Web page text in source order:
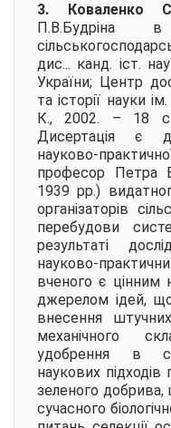
3. Коваленко
П.В.Будріна
дис... канд. іст.
України; Центр
та історії науки
К., 2002. – 18 с.
Дисертація є
науково-
професор Петра
1939 рр.)
організаторів
перебудови
результаті
науково-
вченого є цінним
джерелом ідей,
внесення
механічного
удобрення в
наукових
зеленого
сучасного